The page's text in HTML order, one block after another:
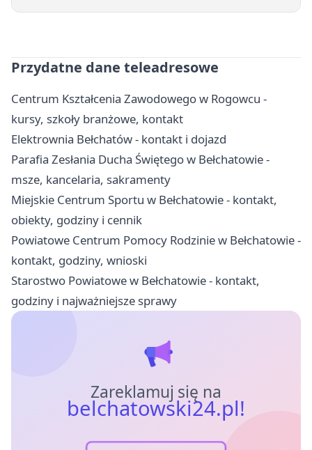
Przydatne dane teleadresowe
Centrum Kształcenia Zawodowego w Rogowcu -
kursy, szkoły branżowe, kontakt
Elektrownia Bełchatów - kontakt i dojazd
Parafia Zesłania Ducha Świętego w Bełchatowie -
msze, kancelaria, sakramenty
Miejskie Centrum Sportu w Bełchatowie - kontakt,
obiekty, godziny i cennik
Powiatowe Centrum Pomocy Rodzinie w Bełchatowie -
kontakt, godziny, wnioski
Starostwo Powiatowe w Bełchatowie - kontakt,
godziny i najważniejsze sprawy
Zareklamuj się na
belchatowski24.pl!